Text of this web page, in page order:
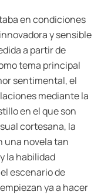
en condiciones
y sensible
a partir de
tema principal
sentimental, el
mediante la
en el que son
cortesana, la
una novela tan
la habilidad
escenario de
ya a hacer